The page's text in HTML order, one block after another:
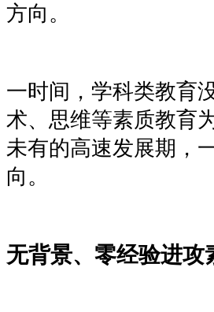
方向。
一时间，学科类教育
术、思维等素质教育
未有的高速发展期，
向。
无背景、零经验进